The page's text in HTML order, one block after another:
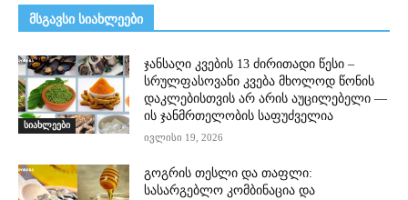
მსგავსი სიახლეები
სიახლეები
ჯანსაღი კვების 13 ძირითადი წესი –
სრულფასოვანი კვება მხოლოდ წონის
დაკლებისთვის არ არის აუცილებელი —
ის ჯანმრთელობის საფუძველია
ივლისი 19, 2026
გოგრის თესლი და თაფლი:
სასარგებლო კომბინაცია და